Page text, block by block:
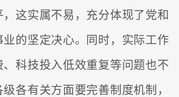
这实属不易，充分体现了党和
业的坚定决心。同时，实际工作
科技投入低效重复等问题也不
各有关方面要完善制度机制，